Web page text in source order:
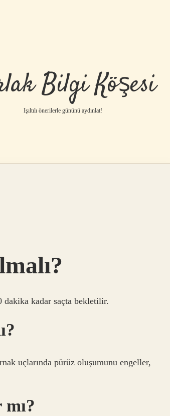
Bilgi Köşesi
Işıltılı önerilerle gününü aydınlat!
dakika kadar saçta bekletilir.
uçlarında pürüz oluşumunu engeller,